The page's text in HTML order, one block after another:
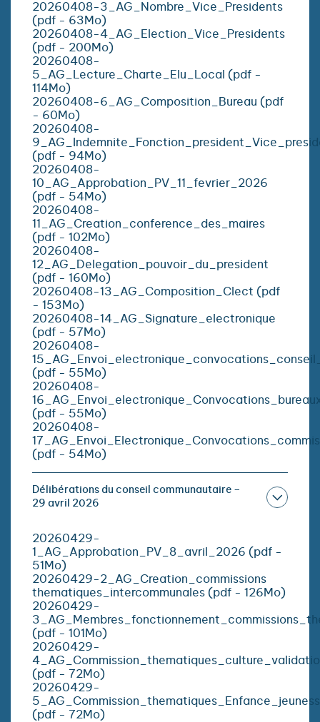
20260408-3_AG_Nombre_Vice_Presidents
(pdf - 63Mo)
20260408-4_AG_Election_Vice_Presidents
(pdf - 200Mo)
20260408-
5_AG_Lecture_Charte_Elu_Local (pdf -
114Mo)
20260408-6_AG_Composition_Bureau (pdf
- 60Mo)
20260408-
(pdf - 94Mo)
20260408-
10_AG_Approbation_PV_11_fevrier_2026
(pdf - 54Mo)
20260408-
11_AG_Creation_conference_des_maires
(pdf - 102Mo)
20260408-
12_AG_Delegation_pouvoir_du_president
(pdf - 160Mo)
20260408-13_AG_Composition_Clect (pdf
- 153Mo)
20260408-14_AG_Signature_electronique
(pdf - 57Mo)
20260408-
(pdf - 55Mo)
20260408-
(pdf - 55Mo)
20260408-
(pdf - 54Mo)
Délibérations du conseil communautaire –
29 avril 2026
20260429-
1_AG_Approbation_PV_8_avril_2026 (pdf -
51Mo)
20260429-2_AG_Creation_commissions
thematiques_intercommunales (pdf - 126Mo)
20260429-
(pdf - 101Mo)
20260429-
(pdf - 72Mo)
20260429-
(pdf - 72Mo)